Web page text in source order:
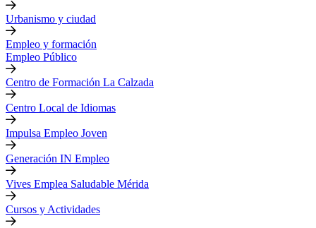
Urbanismo y ciudad
Empleo y formación
Empleo Público
Centro de Formación La Calzada
Centro Local de Idiomas
Impulsa Empleo Joven
Generación IN Empleo
Vives Emplea Saludable Mérida
Cursos y Actividades